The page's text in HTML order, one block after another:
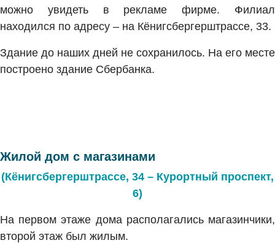
можно увидеть в рекламе фирме. Филиал
находился по адресу – на Кёнигсбергерштрассе, 33.
Здание до наших дней не сохранилось. На его месте
построено здание Сбербанка.
Жилой дом с магазинами
(Кёнигсбергерштрассе, 34 – Курортный проспект,
6)
На первом этаже дома располагались магазинчики,
второй этаж был жилым.